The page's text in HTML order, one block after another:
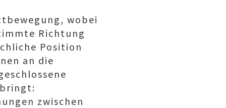
wobei
Richtung
Position
an die
zwischen